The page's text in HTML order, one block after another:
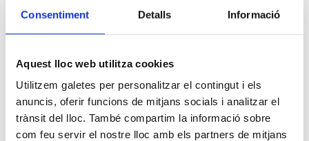
Consentiment Detalls Informació
Aquest lloc web utilitza cookies
Utilitzem galetes per personalitzar el contingut i els
anuncis, oferir funcions de mitjans socials i analitzar el
trànsit del lloc. També compartim la informació sobre
com feu servir el nostre lloc amb els partners de mitjans
… o alguna cosa així:
ha estat proporcionant aparells de qualitat al
públic des de llavors. Ubicada a Gotham City, XYZ
dóna treball a més de 2.000 persones i fa tota
mena d’accions meravelloses per a la comunitat
de Gotham.